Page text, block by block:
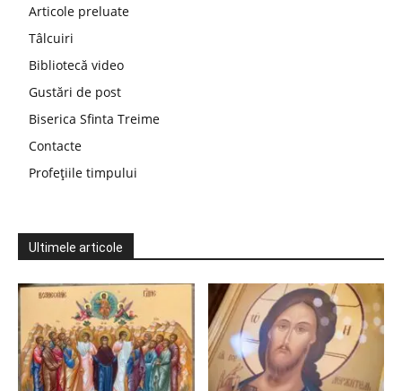
Articole preluate
Tâlcuiri
Bibliotecă video
Gustări de post
Biserica Sfinta Treime
Contacte
Profețiile timpului
Ultimele articole